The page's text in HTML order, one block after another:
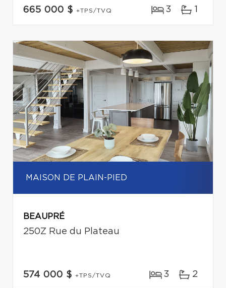
665 000 $ +TPS/TVQ 3 1
MAISON DE PLAIN-PIED
BEAUPRÉ
250Z Rue du Plateau
574 000 $ +TPS/TVQ 3 2